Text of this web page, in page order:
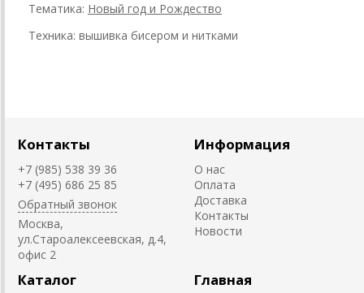
Тематика: Новый год и Рождество
Техника: вышивка бисером и нитками
Контакты
+7 (985) 538 39 36
+7 (495) 686 25 85
Обратный звонок
Москва,
ул.Староалексеевская, д.4,
офис 2
Информация
О нас
Оплата
Доставка
Контакты
Новости
Каталог Главная